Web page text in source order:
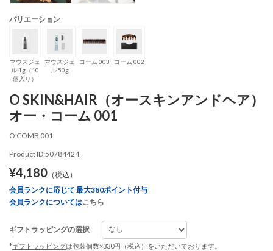
バリエーション
マウスジェ
ル 1g（10
個入り）
マウスジェ
ル 50g
コーム 003 コーム 002
O SKIN&HAIR（オースキンアンドヘア）
オー・コーム 001
O COMB 001
Product ID:50784424
¥4,180 （税込）
会員ランクに応じて 最大380ポイント付与
会員ランクについてはこちら
ギフトラッピングの選択
*ギフトラッピングは包装個数×330円（税込）をいただいております。